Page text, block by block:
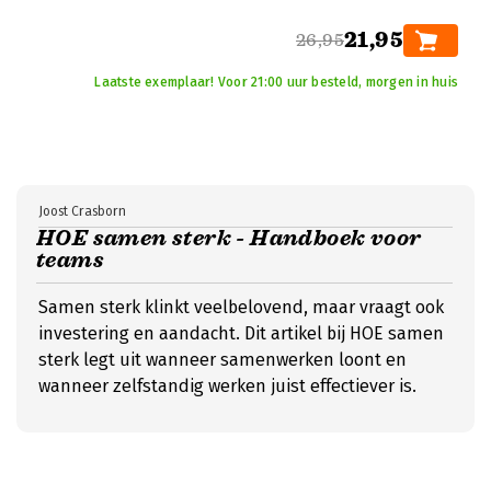
26,9521,95
Laatste exemplaar! Voor 21:00 uur besteld, morgen in huis
HOE samen sterk - Handboek voor
teams
Joost Crasborn
Samen sterk klinkt veelbelovend, maar vraagt ook
investering en aandacht. Dit artikel bij HOE samen
sterk legt uit wanneer samenwerken loont en
wanneer zelfstandig werken juist effectiever is.